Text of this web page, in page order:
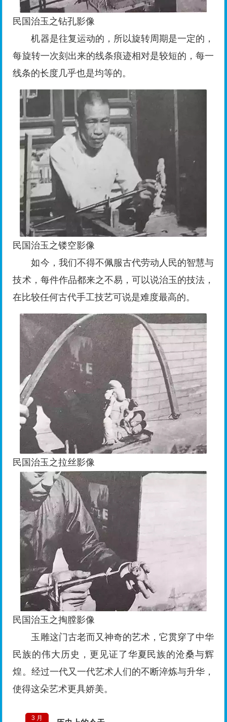
民国治玉之钻孔影像
机器是往复运动的，所以旋转周期是一定的，
每旋转一次刻出来的线条痕迹相对是较短的，每一
线条的长度几乎也是均等的。
民国治玉之镂空影像
如今，我们不得不佩服古代劳动人民的智慧与
技术，每件作品都来之不易，可以说治玉的技法，
在比较任何古代手工技艺可说是难度最高的。
民国治玉之拉丝影像
民国治玉之掏膛影像
玉雕这门古老而又神奇的艺术，它贯穿了中华
民族的伟大历史，更见证了华夏民族的沧桑与辉
煌。经过一代又一代艺术人们的不断淬炼与升华，
使得这朵艺术更具娇美。
3 月